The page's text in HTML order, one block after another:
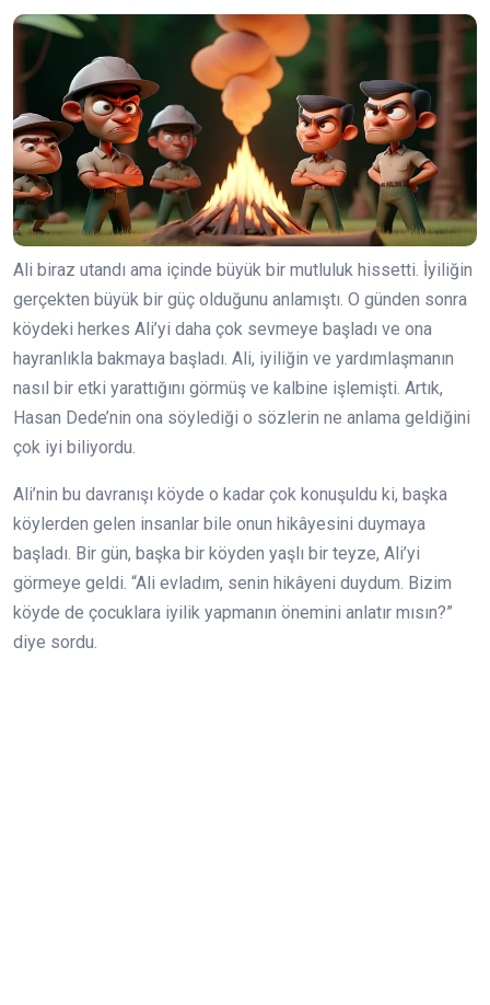
Ali biraz utandı ama içinde büyük bir mutluluk hissetti. İyiliğin
gerçekten büyük bir güç olduğunu anlamıştı. O günden sonra
köydeki herkes Ali’yi daha çok sevmeye başladı ve ona
hayranlıkla bakmaya başladı. Ali, iyiliğin ve yardımlaşmanın
nasıl bir etki yarattığını görmüş ve kalbine işlemişti. Artık,
Hasan Dede’nin ona söylediği o sözlerin ne anlama geldiğini
çok iyi biliyordu.
Ali’nin bu davranışı köyde o kadar çok konuşuldu ki, başka
köylerden gelen insanlar bile onun hikâyesini duymaya
başladı. Bir gün, başka bir köyden yaşlı bir teyze, Ali’yi
görmeye geldi. “Ali evladım, senin hikâyeni duydum. Bizim
köyde de çocuklara iyilik yapmanın önemini anlatır mısın?”
diye sordu.